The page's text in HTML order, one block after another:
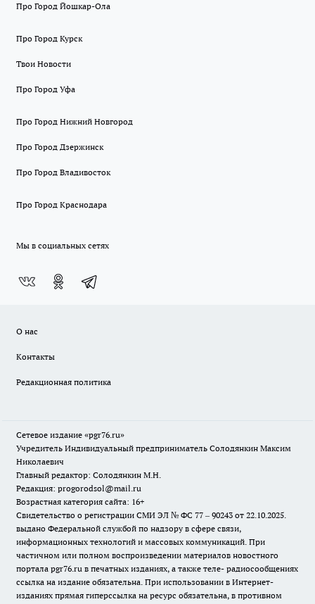
Про Город Йошкар-Ола
Про Город Курск
Твои Новости
Про Город Уфа
Про Город Нижний Новгород
Про Город Дзержинск
Про Город Владивосток
Про Город Краснодара
Мы в социальных сетях
О нас
Контакты
Редакционная политика
Сетевое издание «pgr76.ru»
Учредитель Индивидуальный предприниматель Солодянкин Максим
Николаевич
Главный редактор: Солодянкин М.Н.
Редакция: progorodsol@mail.ru
Возрастная категория сайта: 16+
Свидетельство о регистрации СМИ ЭЛ № ФС 77 – 90243 от 22.10.2025.
выдано Федеральной службой по надзору в сфере связи,
информационных технологий и массовых коммуникаций. При
частичном или полном воспроизведении материалов новостного
портала pgr76.ru в печатных изданиях, а также теле- радиосообщениях
ссылка на издание обязательна. При использовании в Интернет-
изданиях прямая гиперссылка на ресурс обязательна, в противном